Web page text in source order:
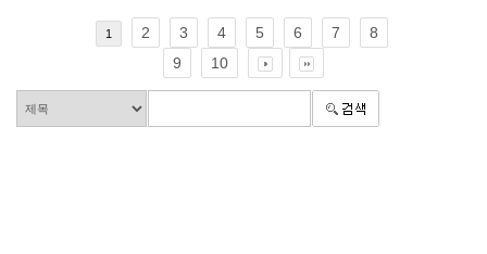
1 2 3 4 5 6 7
8
9
10